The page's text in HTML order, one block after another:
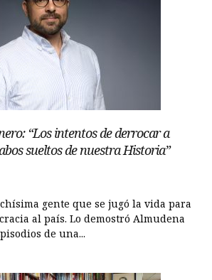
“Los intentos de derrocar a
sueltos de nuestra Historia”
gente que se jugó la vida para
al país. Lo demostró Almudena
de una...